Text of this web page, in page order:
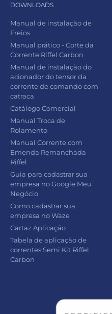
DOWNLOADS
Manual de instalação de
Freios
Manual prático - Corte da
Corrente Riffel Carbon
Manual de instalação do
acionador do tensor da
corrente de comando com
catraca
Catálogo Comercial
Manual Troca de
Rolamento
Manual Corrente com
Emenda Remanchada
Riffel
Guia para cadastrar sua
empresa no Google Meu
Negócio
Como cadastrar sua
empresa no Waze
Cartaz Aplicação
Tabela de aplicação de
correntes Semi Kit Riffel
Carbon